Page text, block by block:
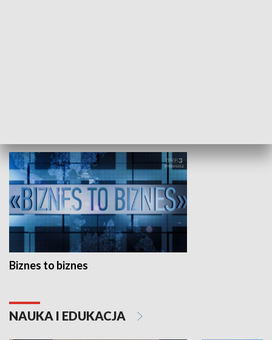
Biznes to biznes
NAUKA I EDUKACJA